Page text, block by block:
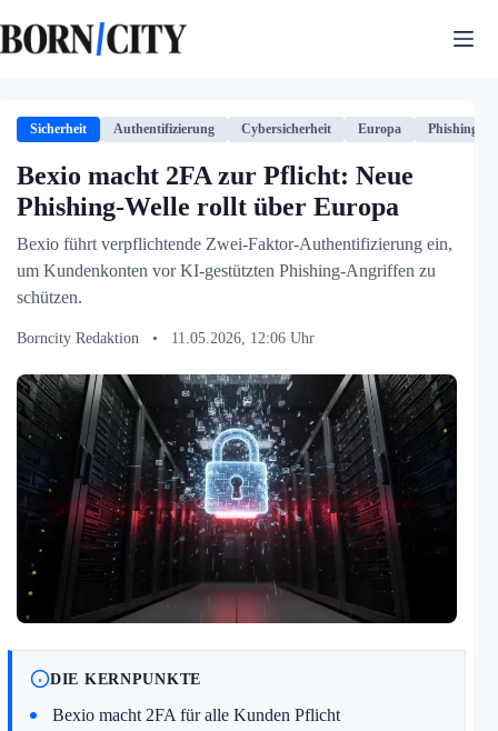
Inhalt
springen
Sicherheit Authentifizierung Cybersicherheit Europa Phishing
Bexio macht 2FA zur Pflicht: Neue
Phishing-Welle rollt über Europa
Bexio führt verpflichtende Zwei-Faktor-Authentifizierung ein,
um Kundenkonten vor KI-gestützten Phishing-Angriffen zu
schützen.
Borncity Redaktion • 11.05.2026, 12:06 Uhr
DIE KERNPUNKTE
Bexio macht 2FA für alle Kunden Pflicht